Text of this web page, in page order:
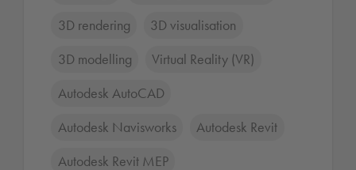
3D rendering 3D visualisation
3D modelling Virtual Reality (VR)
Autodesk AutoCAD
Autodesk Navisworks Autodesk Revit
Autodesk Revit MEP